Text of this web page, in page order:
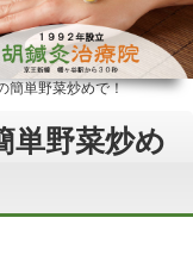
簡単野菜炒めで！
単野菜炒め